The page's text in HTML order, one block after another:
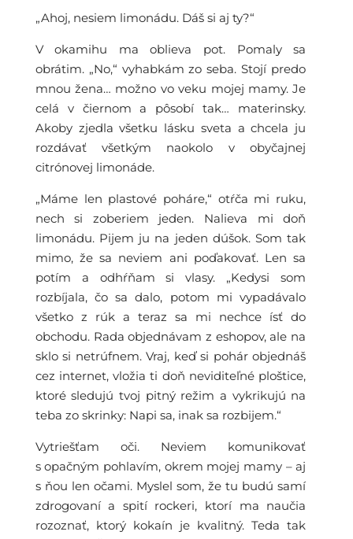
„Ahoj, nesiem limonádu. Dáš si aj ty?“
V okamihu ma oblieva pot. Pomaly sa
obrátim. „No,“ vyhabkám zo seba. Stojí predo
mnou žena… možno vo veku mojej mamy. Je
celá v čiernom a pôsobí tak… materinsky.
Akoby zjedla všetku lásku sveta a chcela ju
rozdávať všetkým naokolo v obyčajnej
citrónovej limonáde.
„Máme len plastové poháre,“ otŕča mi ruku,
nech si zoberiem jeden. Nalieva mi doň
limonádu. Pijem ju na jeden dúšok. Som tak
mimo, že sa neviem ani poďakovať. Len sa
potím a odhŕňam si vlasy. „Kedysi som
rozbíjala, čo sa dalo, potom mi vypadávalo
všetko z rúk a teraz sa mi nechce ísť do
obchodu. Rada objednávam z eshopov, ale na
sklo si netrúfnem. Vraj, keď si pohár objednáš
cez internet, vložia ti doň neviditeľné ploštice,
ktoré sledujú tvoj pitný režim a vykrikujú na
teba zo skrinky: Napi sa, inak sa rozbijem.“
Vytriešťam oči. Neviem komunikovať
s opačným pohlavím, okrem mojej mamy – aj
s ňou len očami. Myslel som, že tu budú samí
zdrogovaní a spití rockeri, ktorí ma naučia
rozoznať, ktorý kokaín je kvalitný. Teda tak